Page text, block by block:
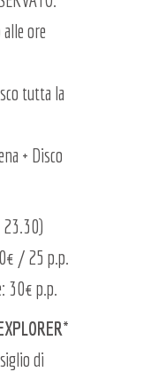
ore
tutta la
+ Disco
23.30)
/ 25 p.p.
30€ p.p.
*
di